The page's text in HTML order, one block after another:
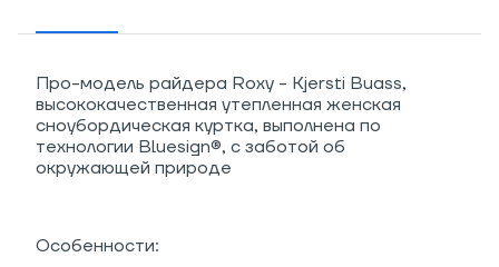
Про-модель райдера Roxy - Kjersti Buass,
высококачественная утепленная женская
сноубордическая куртка, выполнена по
технологии Bluesign®, с заботой об
окружающей природе
Особенности: